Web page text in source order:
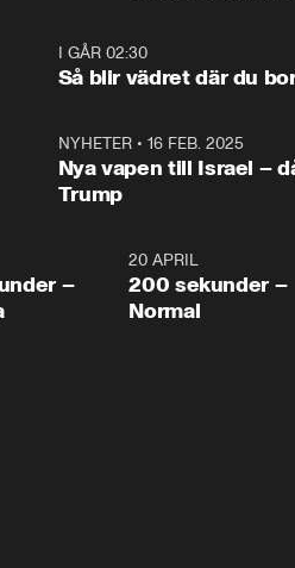
I GÅR 02:30
Så blir vädret där du
NYHETER• 16 FEB. 2025
Nya vapen till Israel –
Trump
4:23
–
20 APRIL
200 sekunder –
Normal